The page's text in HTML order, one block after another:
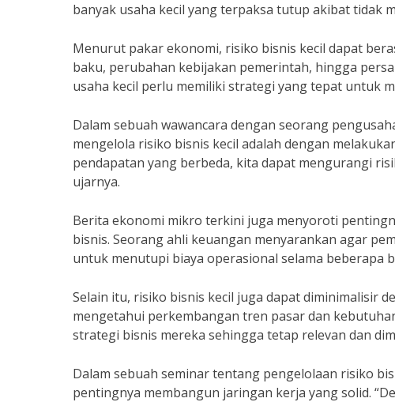
banyak usaha kecil yang terpaksa tutup akibat tidak
Menurut pakar ekonomi, risiko bisnis kecil dapat
baku, perubahan kebijakan pemerintah, hingga
usaha kecil perlu memiliki strategi yang tepat untuk
Dalam sebuah wawancara dengan seorang
mengelola risiko bisnis kecil adalah dengan
pendapatan yang berbeda, kita dapat mengurangi
ujarnya.
Berita ekonomi mikro terkini juga menyoroti
bisnis. Seorang ahli keuangan menyarankan agar
untuk menutupi biaya operasional selama beberapa
Selain itu, risiko bisnis kecil juga dapat diminimalisir
mengetahui perkembangan tren pasar dan
strategi bisnis mereka sehingga tetap relevan dan
Dalam sebuah seminar tentang pengelolaan risiko
pentingnya membangun jaringan kerja yang solid.